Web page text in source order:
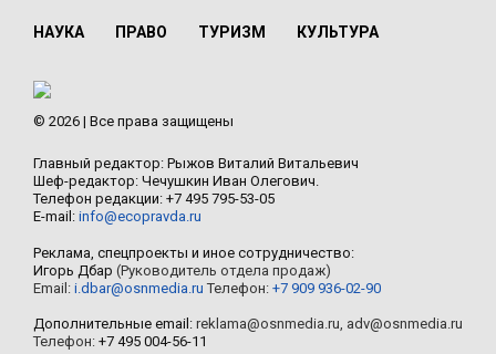
НАУКА ПРАВО ТУРИЗМ КУЛЬТУРА
© 2026 | Все права защищены
Главный редактор: Рыжов Виталий Витальевич
Шеф-редактор: Чечушкин Иван Олегович.
Телефон редакции: +7 495 795-53-05
E-mail: info@ecopravda.ru
Реклама, спецпроекты и иное сотрудничество:
Игорь Дбар (Руководитель отдела продаж)
Email: i.dbar@osnmedia.ru Телефон: +7 909 936-02-90
Дополнительные email: reklama@osnmedia.ru adv@osnmedia.ru
Телефон: +7 495 004-56-11